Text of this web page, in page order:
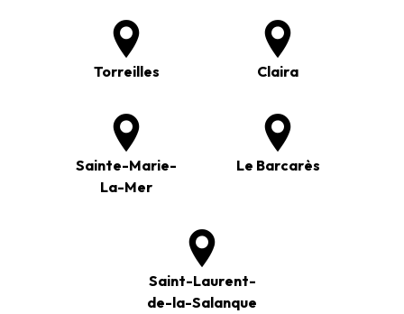
Torreilles Claira
Sainte-Marie-
La-Mer
Le Barcarès
Saint-Laurent-
de-la-Salanque